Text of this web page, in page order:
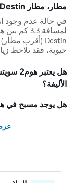
مطار، مطار Destin؟
في حالة عدم وجود
حيوية، فقد تلاحظ
هل
الأليفة؟
هل يوجد مسبح في هوم2 سويتس باي هيلتون